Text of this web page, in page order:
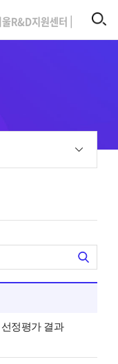
정평가 결과